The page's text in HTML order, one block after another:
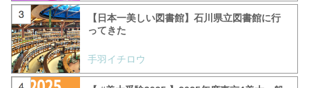
【日本一美しい図書館】石川県立図書館に行
ってきた
手羽イチロウ